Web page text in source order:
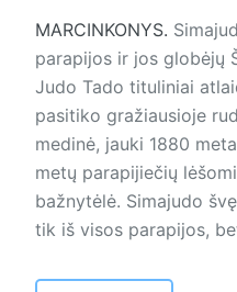
MARCINKONYS.
parapijos ir jos globėjų
Judo Tado tituliniai
pasitiko gražiausioje
medinė, jauki 1880
metų parapijiečių
bažnytėlė. Simajudo
tik iš visos parapijos,